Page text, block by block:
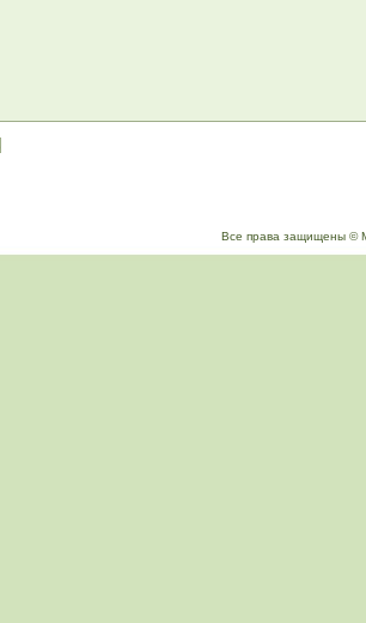
Все права защищены ©